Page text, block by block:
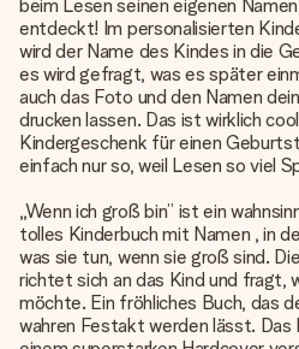
beim Lesen seinen eigenen
entdeckt! Im personalisierten
wird der Name des Kindes in die
es wird gefragt, was es später
auch das Foto und den Namen
drucken lassen. Das ist wirklich
Kindergeschenk für einen
einfach nur so, weil Lesen so viel
„Wenn ich groß bin” ist ein
tolles Kinderbuch mit Namen , in
was sie tun, wenn sie groß sind.
richtet sich an das Kind und fragt,
möchte. Ein fröhliches Buch, das
wahren Festakt werden lässt.